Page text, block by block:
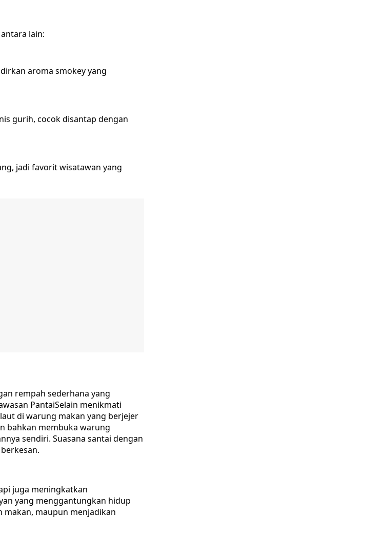
lain:
aroma smokey yang
gurih, cocok disantap dengan
jadi favorit wisatawan yang
rempah sederhana yang
PantaiSelain menikmati
di warung makan yang berjejer
bahkan membuka warung
sendiri. Suasana santai dengan
juga meningkatkan
yang menggantungkan hidup
makan, maupun menjadikan